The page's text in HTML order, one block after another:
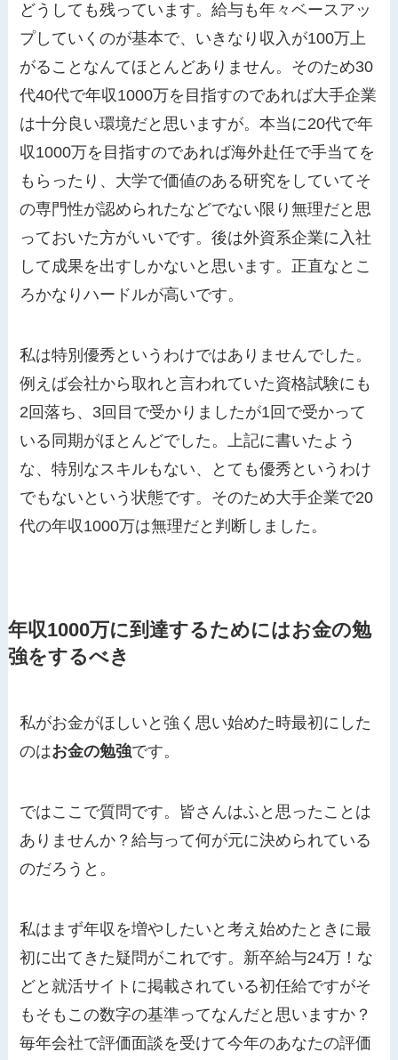
どうしても残っています。給与も年々ベースアッ
プしていくのが基本で、いきなり収入が100万上
がることなんてほとんどありません。そのため30
代40代で年収1000万を目指すのであれば大手企業
は十分良い環境だと思いますが。本当に20代で年
収1000万を目指すのであれば海外赴任で手当てを
もらったり、大学で価値のある研究をしていてそ
の専門性が認められたなどでない限り無理だと思
っておいた方がいいです。後は外資系企業に入社
して成果を出すしかないと思います。正直なとこ
ろかなりハードルが高いです。
私は特別優秀というわけではありませんでした。
例えば会社から取れと言われていた資格試験にも
2回落ち、3回目で受かりましたが1回で受かって
いる同期がほとんどでした。上記に書いたよう
な、特別なスキルもない、とても優秀というわけ
でもないという状態です。そのため大手企業で20
代の年収1000万は無理だと判断しました。
年収1000万に到達するためにはお金の勉
強をするべき
私がお金がほしいと強く思い始めた時最初にした
のはお金の勉強です。
ではここで質問です。皆さんはふと思ったことは
ありませんか？給与って何が元に決められている
のだろうと。
私はまず年収を増やしたいと考え始めたときに最
初に出てきた疑問がこれです。新卒給与24万！な
どと就活サイトに掲載されている初任給ですがそ
もそもこの数字の基準ってなんだと思いますか？
毎年会社で評価面談を受けて今年のあなたの評価